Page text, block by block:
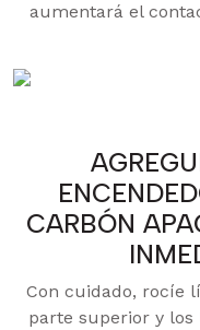
aumentará el
CARBÓN
Con cuidado, rocíe
parte superior y